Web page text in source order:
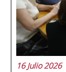
Ricardo
Generac
y antiguo
16 Julio 2026